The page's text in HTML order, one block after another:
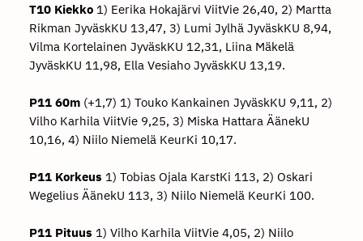
T10 Kiekko1) Eerika Hokajärvi ViitVie 26,40, 2) Martta
Rikman JyväskKU 13,47, 3) Lumi Jylhä JyväskKU 8,94,
Vilma Kortelainen JyväskKU 12,31, Liina Mäkelä
JyväskKU 11,98, Ella Vesiaho JyväskKU 13,19.
P11 60m(+1,7) 1) Touko Kankainen JyväskKU 9,11, 2)
Vilho Karhila ViitVie 9,25, 3) Miska Hattara ÄänekU
10,16, 4) Niilo Niemelä KeurKi 10,17.
P11 Korkeus 1) Tobias Ojala KarstKi 113, 2) Oskari
Wegelius ÄänekU 113, 3) Niilo Niemelä KeurKi 100.
P11 Pituus 1) Vilho Karhila ViitVie 4,05, 2) Niilo